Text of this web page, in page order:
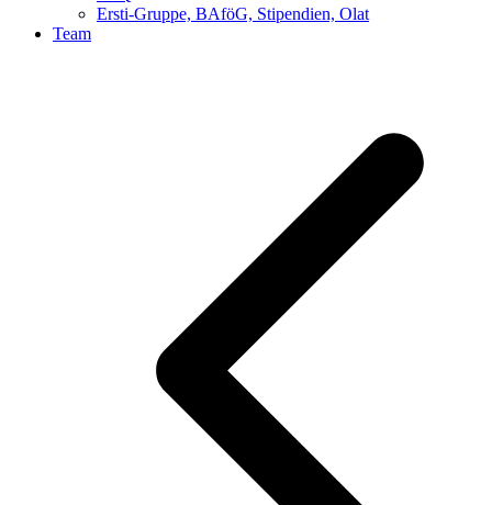
Ersti-Gruppe, BAföG, Stipendien, Olat
Team